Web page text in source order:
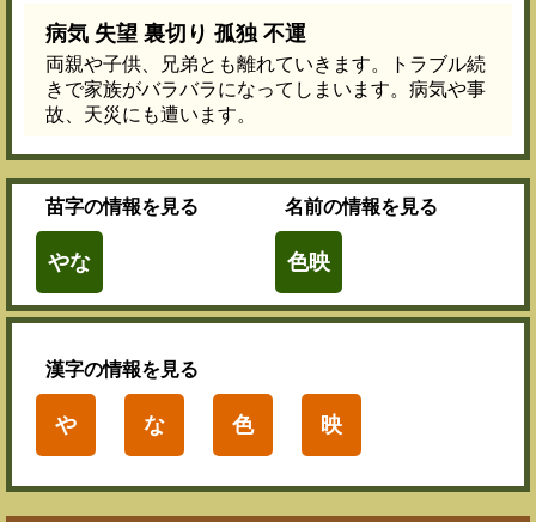
病気 失望 裏切り 孤独 不運
両親や子供、兄弟とも離れていきます。トラブル続
きで家族がバラバラになってしまいます。病気や事
故、天災にも遭います。
苗字の情報を見る
やな
名前の情報を見る
色映
漢字の情報を見る
や な 色 映